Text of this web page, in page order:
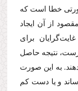
صورتی خطا است كه
از آن ایجاد
برای
نتیجه حاصل
به این صورت
و یا دست كم